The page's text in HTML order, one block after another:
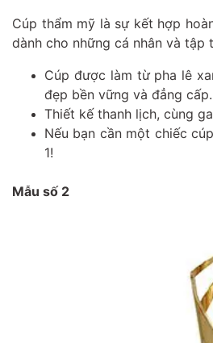
Cúp thẩm mỹ là sự kết hợp
dành cho những cá nhân và
Cúp được làm từ pha lê
đẹp bền vững và đẳng cấp.
Thiết kế thanh lịch, cùng
Nếu bạn cần một chiếc
1!
Mẫu số 2